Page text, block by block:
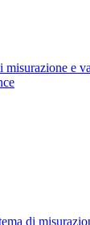
misurazione e
di